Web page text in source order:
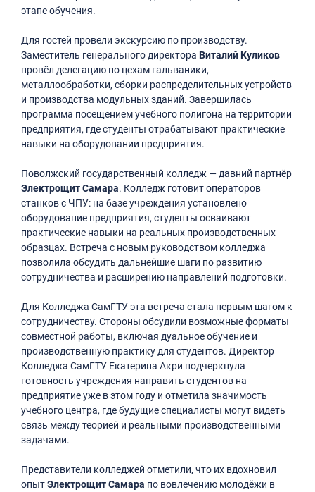
этапе обучения.
Для гостей провели экскурсию по производству.
Заместитель генерального директора Виталий Куликов
провёл делегацию по цехам гальваники,
металлообработки, сборки распределительных устройств
и производства модульных зданий. Завершилась
программа посещением учебного полигона на территории
предприятия, где студенты отрабатывают практические
навыки на оборудовании предприятия.
Поволжский государственный колледж — давний партнёр
Электрощит Самара. Колледж готовит операторов
станков с ЧПУ: на базе учреждения установлено
оборудование предприятия, студенты осваивают
практические навыки на реальных производственных
образцах. Встреча с новым руководством колледжа
позволила обсудить дальнейшие шаги по развитию
сотрудничества и расширению направлений подготовки.
Для Колледжа СамГТУ эта встреча стала первым шагом к
сотрудничеству. Стороны обсудили возможные форматы
совместной работы, включая дуальное обучение и
производственную практику для студентов. Директор
Колледжа СамГТУ Екатерина Акри подчеркнула
готовность учреждения направить студентов на
предприятие уже в этом году и отметила значимость
учебного центра, где будущие специалисты могут видеть
связь между теорией и реальными производственными
задачами.
Представители колледжей отметили, что их вдохновил
опытЭлектрощит Самара по вовлечению молодёжи в